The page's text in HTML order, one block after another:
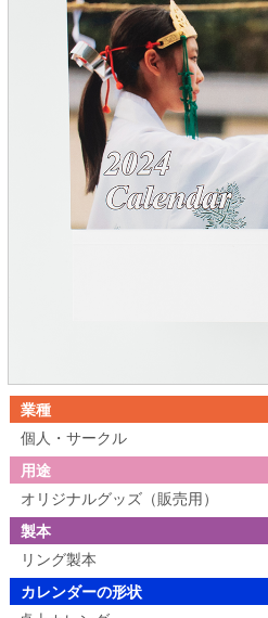
業種
個人・サークル
用途
オリジナルグッズ（販売用）
製本
リング製本
カレンダーの形状